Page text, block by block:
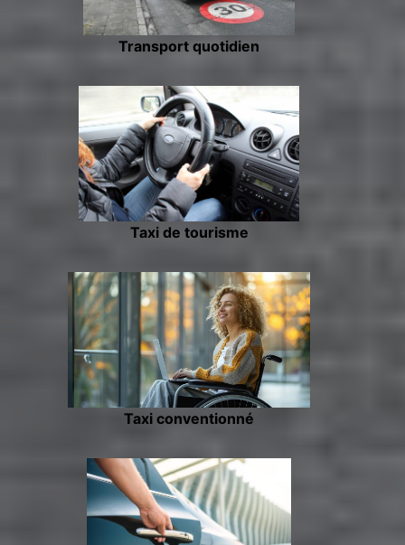
Transport quotidien
Taxi de tourisme
Taxi conventionné